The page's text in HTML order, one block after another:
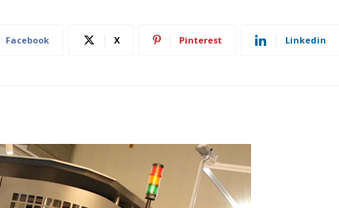
Facebook X Pinterest Linkedin